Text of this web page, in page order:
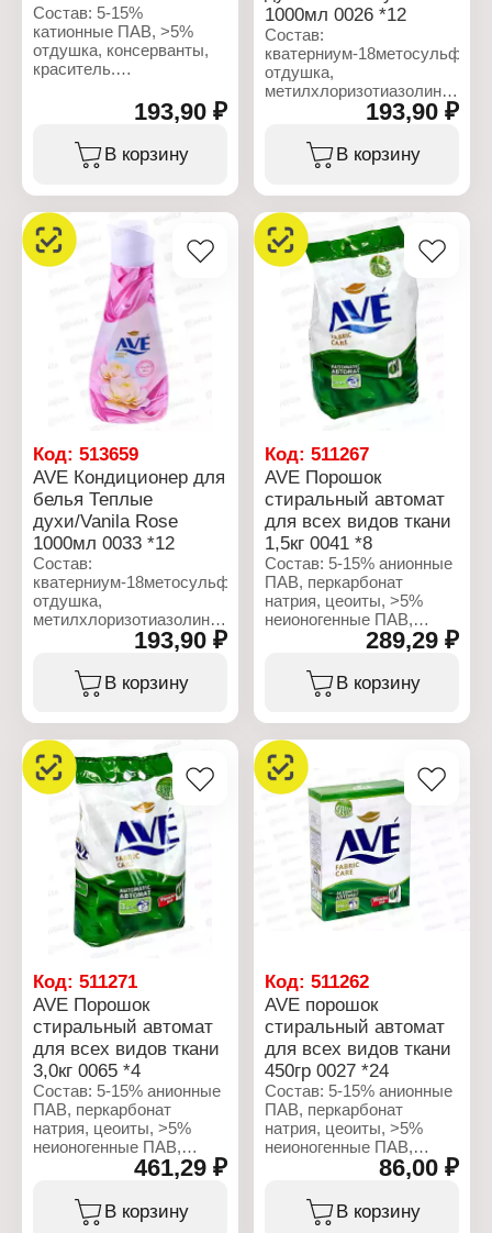
Состав: 5-15%
катионные ПАВ, >5%
отдушка, консерванты,
краситель.
Характеристики:
Тип товара: Кондиционер
для белья
Особенность: с
антистатическим
эффектом
Объем: 1 л
193,90 ₽
В корзину
1000мл 0026 *12
Состав:
кватерниум-18метосульфат,
отдушка,
метилхлоризотиазолинон
метилизотиазолиноновый
комплекс, CI 16255,
42090, 19140, 15985,
Характеристики:
Бренд: AVE
Тип товара: Кондиционер
Название: "White Lily"
Объем: 1 л
193,90 ₽
В корзину
Код: 513659
AVE Кондиционер для
белья Теплые
духи/Vanila Rose
1000мл 0033 *12
Состав:
кватерниум-18метосульфат,
отдушка,
метилхлоризотиазолинон
метилизотиазолиноновый
комплекс, CI 16255,
42090, 19140, 15985,
Характеристики:
Бренд: AVE
Тип товара: Кондиционер
для белья
Название: "Vanilla Rose"
Объем: 1 л
193,90 ₽
В корзину
Код:511267
AVE Порошок
стиральный автомат
для всех видов ткани
1,5кг 0041 *8
Состав: 5-15% анионные
ПАВ, перкарбонат
натрия, цеоиты, >5%
неионогенные ПАВ,
ТАЭД, энзимы,
отбеливатель,
ароматизирующие
Характеристики:
Бренд: AVE
Тип товара: Средство
для стирки
Назвначение: для всех
видов ткани
Тип стирки: автомат
Форма выпуска:
Стиральный порошок
Объем: 1,5 кг
289,29 ₽
В корзину
Код: 511271
AVE Порошок
стиральный автомат
для всех видов ткани
3,0кг 0065 *4
Состав: 5-15% анионные
ПАВ, перкарбонат
натрия, цеоиты, >5%
неионогенные ПАВ,
ТАЭД, энзимы,
отбеливатель,
ароматизирующие
461,29 ₽
В корзину
Код:511262
AVE порошок
стиральный автомат
для всех видов ткани
450гр 0027 *24
Состав: 5-15% анионные
ПАВ, перкарбонат
натрия, цеоиты, >5%
неионогенные ПАВ,
отбеливатель,
ароматизирующие
86,00 ₽
В корзину